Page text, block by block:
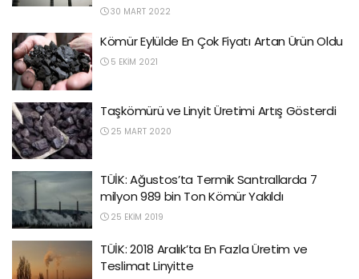
30 MART 2022
Kömür Eylülde En Çok Fiyatı Artan Ürün Oldu
5 EKIM 2021
Taşkömürü ve Linyit Üretimi Artış Gösterdi
25 MART 2020
TÜİK: Ağustos’ta Termik Santrallarda 7
milyon 989 bin Ton Kömür Yakıldı
25 EKIM 2019
TÜİK: 2018 Aralık’ta En Fazla Üretim ve
Teslimat Linyitte